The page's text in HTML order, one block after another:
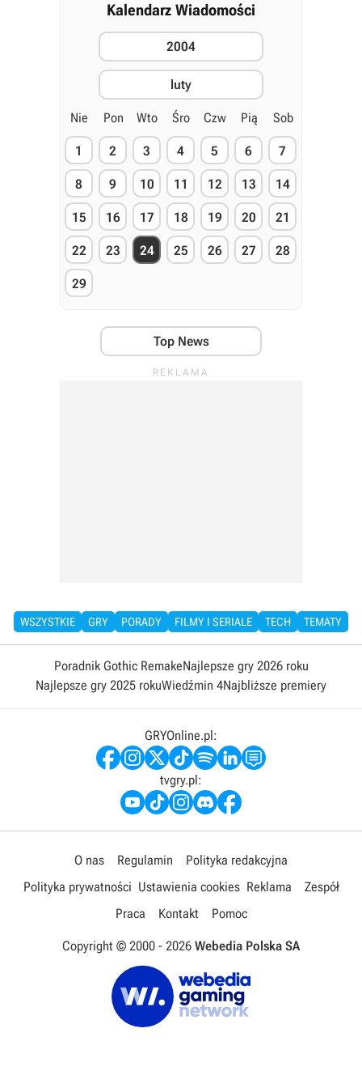
Kalendarz Wiadomości
2004
luty
Nie Pon Wto Śro Czw Pią Sob
1 2 3 4 5 6 7
8 9 10 11 12 13 14
15 16 17 18 19 20 21
22 23 24 25 26 27 28
29
Top News
WSZYSTKIE GRY PORADY FILMY I SERIALE TECH TEMATY
Poradnik Gothic RemakeNajlepsze gry 2026 roku
Najlepsze gry 2025 rokuWiedźmin 4Najbliższe premiery
GRYOnline.pl:
tvgry.pl:
O nas Regulamin
Polityka redakcyjna
Polityka prywatności Ustawienia cookies Reklama
Zespół
Praca
Kontakt Pomoc
Copyright © 2000 - 2026 Webedia Polska SA